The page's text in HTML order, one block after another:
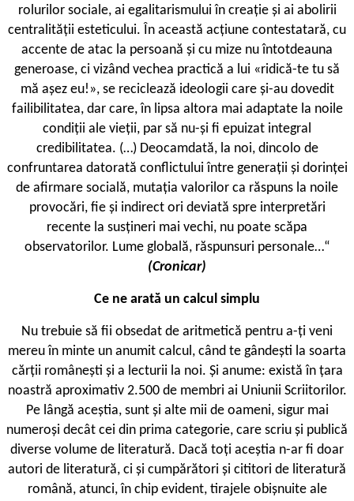
rolurilor sociale, ai egalitarismului în creație și ai abolirii
centralității esteticului. În această acțiune contestatară, cu
accente de atac la persoană și cu mize nu întotdeauna
generoase, ci vizând vechea practică a lui «ridică-te tu să
mă așez eu!», se reciclează ideologii care și-au dovedit
failibilitatea, dar care, în lipsa altora mai adaptate la noile
condiții ale vieții, par să nu-și fi epuizat integral
credibilitatea. (…) Deocamdată, la noi, dincolo de
confruntarea datorată conflictului între generații și dorinței
de afirmare socială, mutația valorilor ca răspuns la noile
provocări, fie și indirect ori deviată spre interpretări
recente la susțineri mai vechi, nu poate scăpa
observatorilor. Lume globală, răspunsuri personale…“
(Cronicar)
Ce ne arată un calcul simplu
Nu trebuie să fii obsedat de aritmetică pentru a-ți veni
mereu în minte un anumit calcul, când te gândești la soarta
cărții românești și a lecturii la noi. Și anume: există în țara
noastră aproximativ 2.500 de membri ai Uniunii Scriitorilor.
Pe lângă aceștia, sunt și alte mii de oameni, sigur mai
numeroși decât cei din prima categorie, care scriu și publică
diverse volume de literatură. Dacă toți aceștia n-ar fi doar
autori de literatură, ci și cumpărători și cititori de literatură
română, atunci, în chip evident, tirajele obișnuite ale